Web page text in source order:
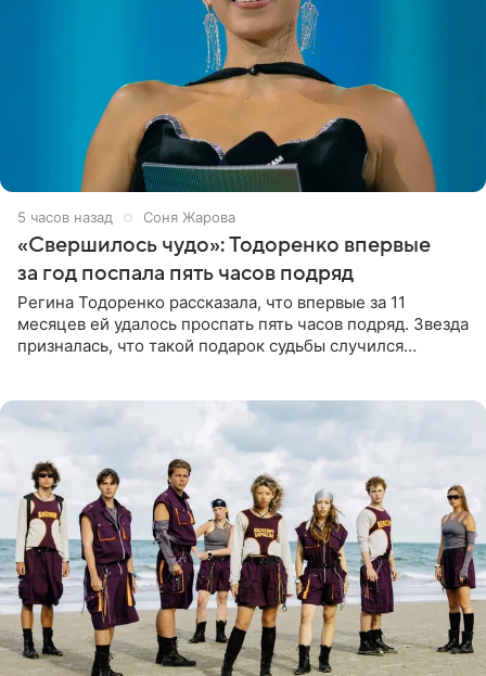
5 часов назад Соня Жарова
«Свершилось чудо»: Тодоренко впервые
за год поспала пять часов подряд
Регина Тодоренко рассказала, что впервые за 11
месяцев ей удалось проспать пять часов подряд. Звезда
призналась, что такой подарок судьбы случился